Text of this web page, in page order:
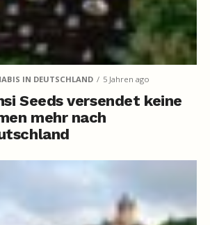
IN DEUTSCHLAND 5 Jahren ago
Seeds versendet keine
mehr nach